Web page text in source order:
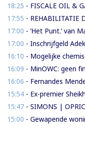
18:25 - FISCALE OIL & GAS “RING
17:55 - REHABILITATIE DOMINEESTRAAT
17:00 - ‘Het Punt.’ van Marvin
17:00 - Inschrijfgeld Adek omhoog naar
16:10 - Mogelijke chemische
16:09 - MinOWC: geen financieel
16:06 - Fernandes Mendes: Suriname
15:54 - Ex-premier Sheikh Hasina
15:47 - SIMONS | OPRICHTING GOLDBOARD
15:00 - Gewapende